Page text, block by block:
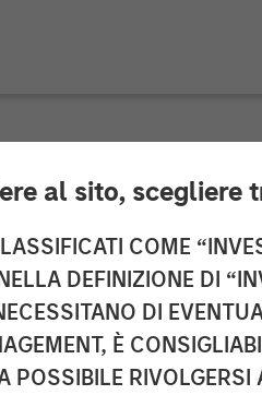
al sito, scegliere
COME
DEFINIZIONE DI
DI
È
POSSIBILE